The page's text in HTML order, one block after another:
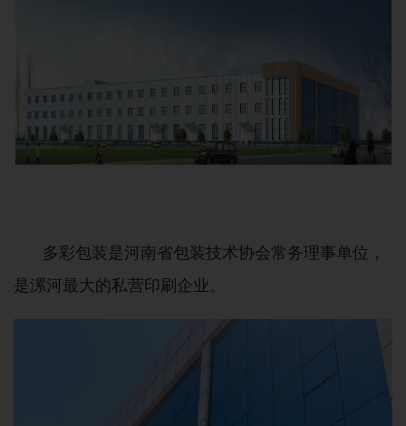
多彩包装是河南省包装技术协会常务理事单位，
是漯河最大的私营印刷企业。